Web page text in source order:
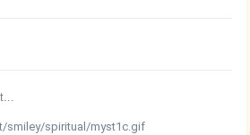
smiley/spiritual/myst1c.gif